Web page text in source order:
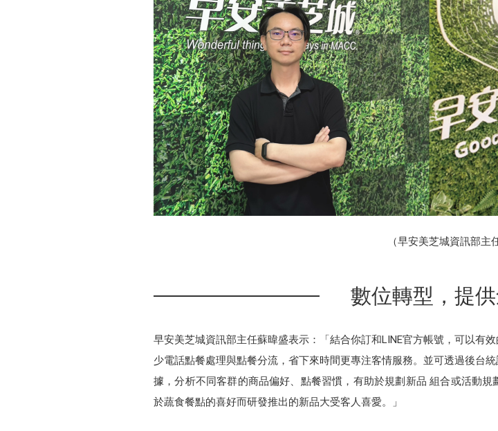
（早安美芝城資訊部主
數位轉型，提
早安美芝城資訊部主任蘇暐盛表示：「結合你訂和LINE官方帳號，可以有
少電話點餐處理與點餐分流，省下來時間更專注客情服務。並可透過後台
據，分析不同客群的商品偏好、點餐習慣，有助於規劃新品 組合或活動
於蔬食餐點的喜好而研發推出的新品大受客人喜愛。」